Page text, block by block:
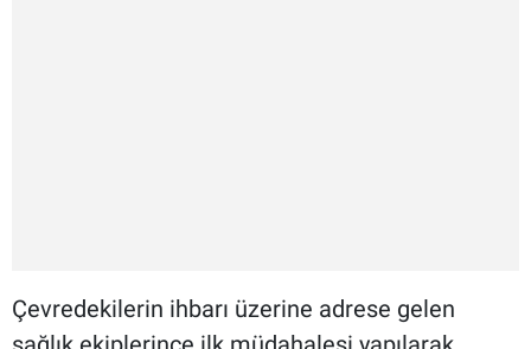
Çevredekilerin ihbarı üzerine adrese gelen